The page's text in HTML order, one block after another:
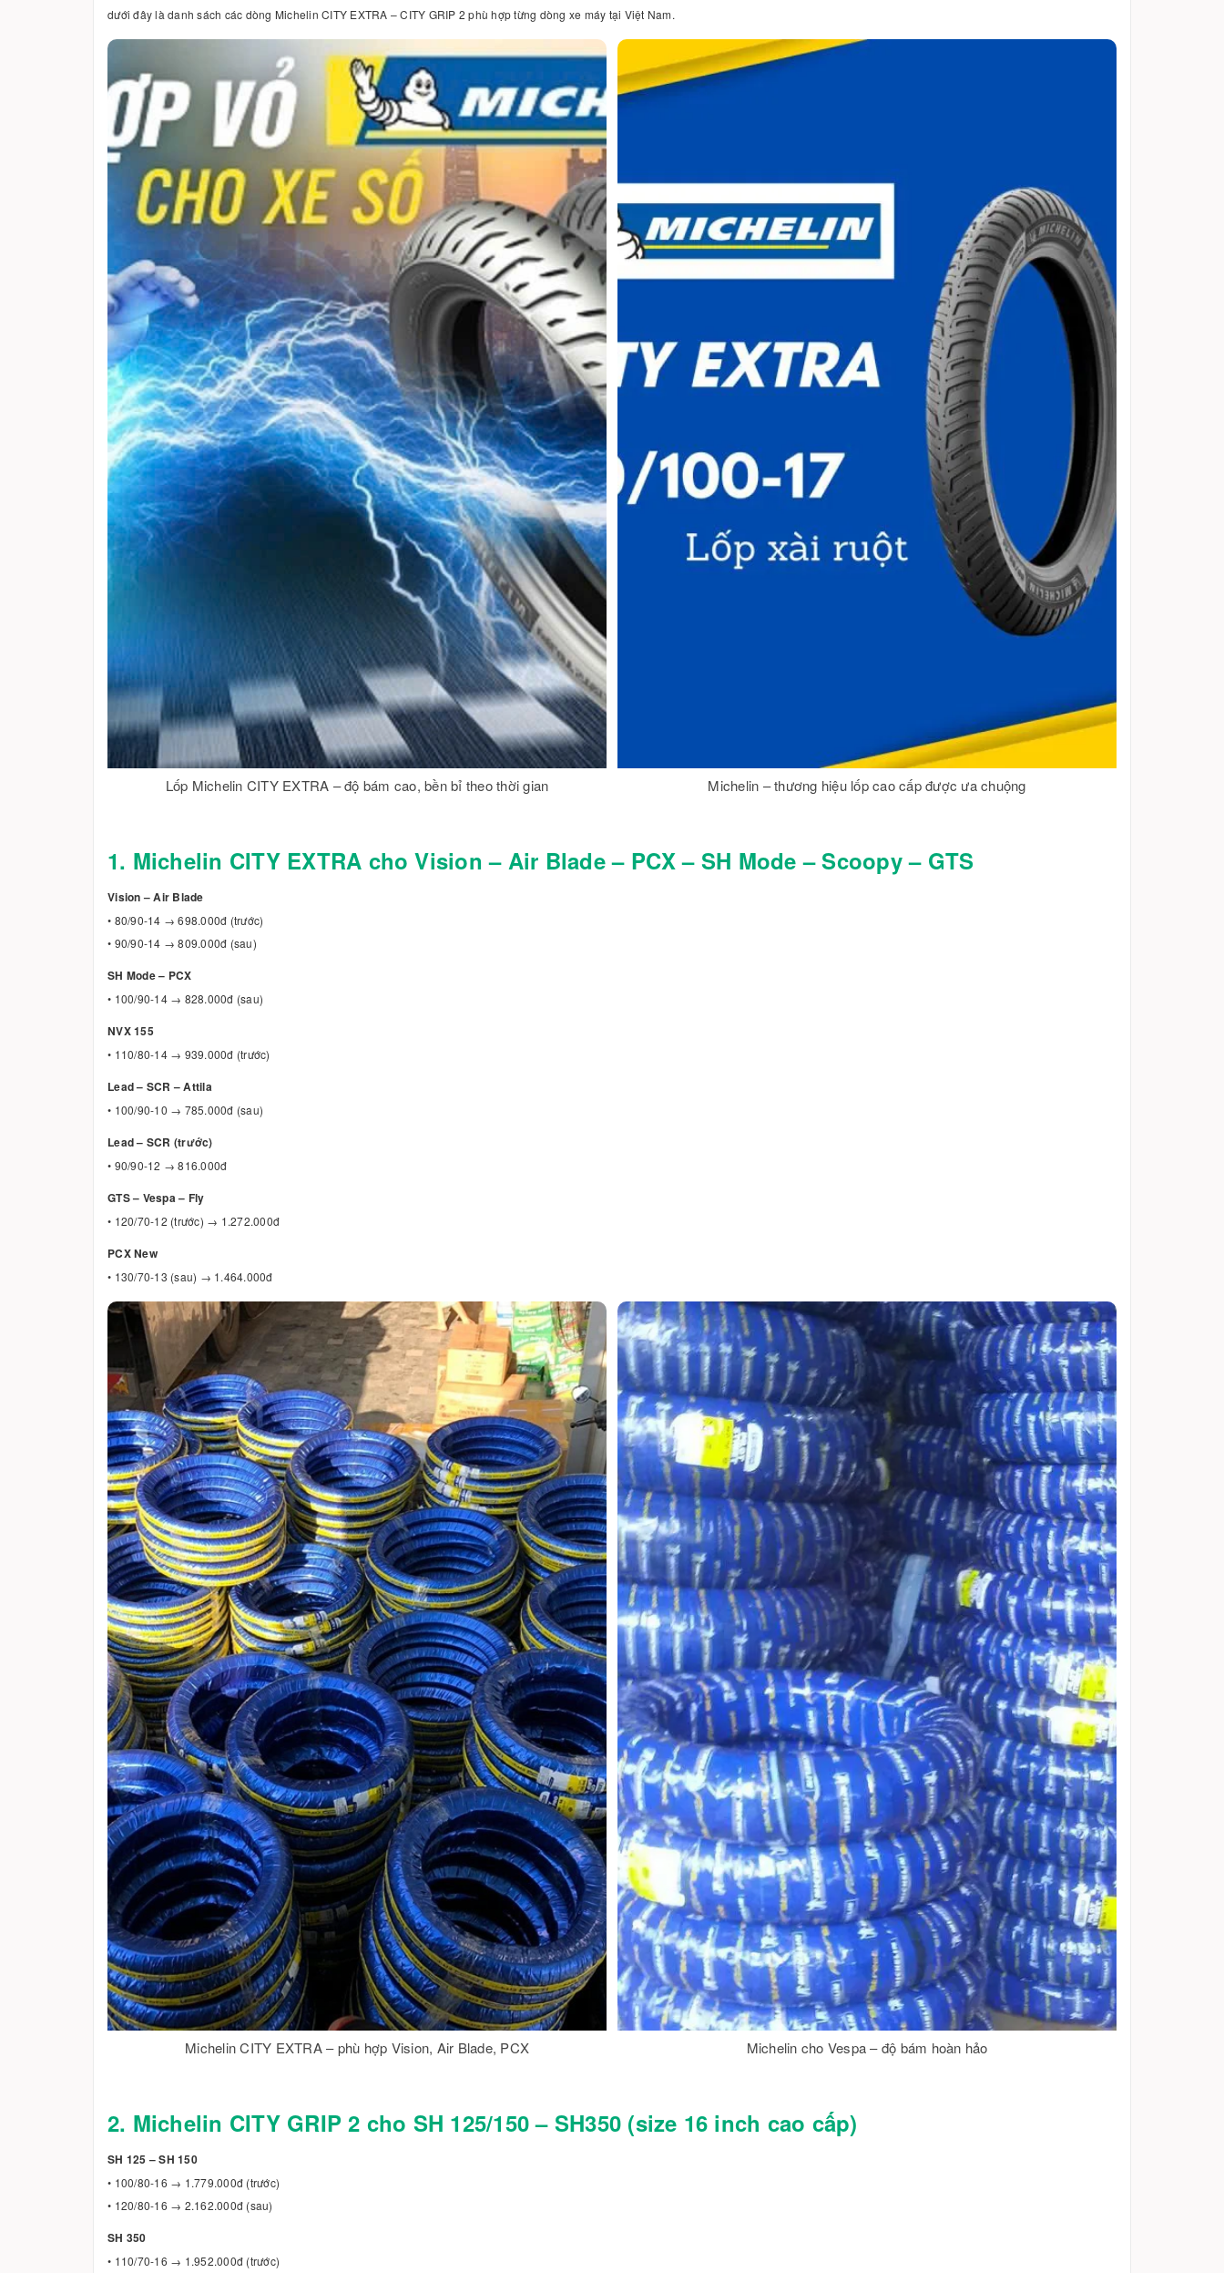
dưới đây là danh sách các dòng Michelin CITY EXTRA – CITY GRIP 2 phù hợp từng dòng xe máy tại Việt Nam.
Lốp Michelin CITY EXTRA – độ bám cao, bền bỉ theo thời gian Michelin – thương hiệu lốp cao cấp được ưa chuộng
1. Michelin CITY EXTRA cho Vision – Air Blade – PCX – SH Mode – Scoopy – GTS
Vision – Air Blade
• 80/90-14 → 698.000đ (trước)
• 90/90-14 → 809.000đ (sau)
SH Mode – PCX
• 100/90-14 → 828.000đ (sau)
NVX 155
• 110/80-14 → 939.000đ (trước)
Lead – SCR – Attila
• 100/90-10 → 785.000đ (sau)
Lead – SCR (trước)
• 90/90-12 → 816.000đ
GTS – Vespa – Fly
• 120/70-12 (trước) → 1.272.000đ
PCX New
• 130/70-13 (sau) → 1.464.000đ
Michelin CITY EXTRA – phù hợp Vision, Air Blade, PCX Michelin cho Vespa – độ bám hoàn hảo
2. Michelin CITY GRIP 2 cho SH 125/150 – SH350 (size 16 inch cao cấp)
SH 125 – SH 150
• 100/80-16 → 1.779.000đ (trước)
• 120/80-16 → 2.162.000đ (sau)
SH 350
• 110/70-16 → 1.952.000đ (trước)